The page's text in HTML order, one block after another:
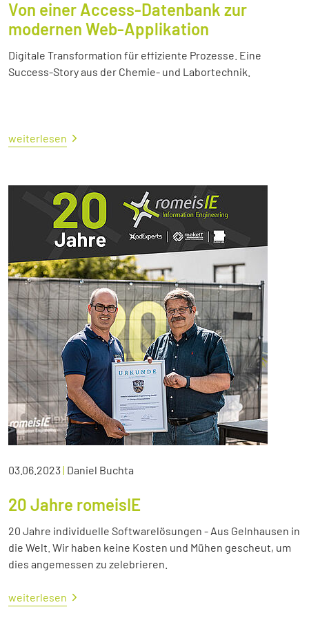
Von einer Access-Datenbank zur
modernen Web-Applikation
Digitale Transformation für effiziente Prozesse. Eine
Success-Story aus der Chemie- und Labortechnik.
weiterlesen
03.06.2023| Daniel Buchta
20 Jahre romeisIE
20 Jahre individuelle Softwarelösungen - Aus Gelnhausen in
die Welt. Wir haben keine Kosten und Mühen gescheut, um
dies angemessen zu zelebrieren.
weiterlesen